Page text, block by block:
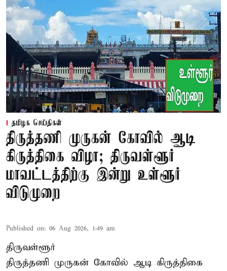
தமிழக செய்திகள்
திருத்தணி முருகன் கோவில் ஆடி
கிருத்திகை விழா; திருவள்ளூர்
மாவட்டத்திற்கு இன்று உள்ளூர்
விடுமுறை
Published on: 06 Aug 2026, 1:49 am
திருவள்ளூர்
திருத்தணி முருகன் கோவில் ஆடி கிருத்திகை